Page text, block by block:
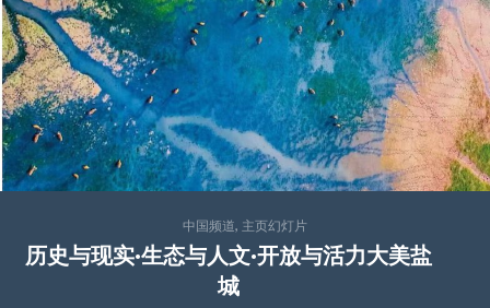
中国频道, 主页幻灯片
历史与现实·生态与人文·开放与活力大美盐
城